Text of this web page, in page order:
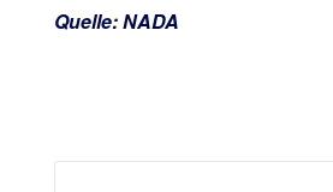
Quelle: NADA